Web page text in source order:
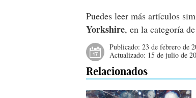
Puedes leer más artículos
Yorkshire, en la categoría
Publicado:23 de febrero de
Actualizado: 15 de julio de
Relacionados